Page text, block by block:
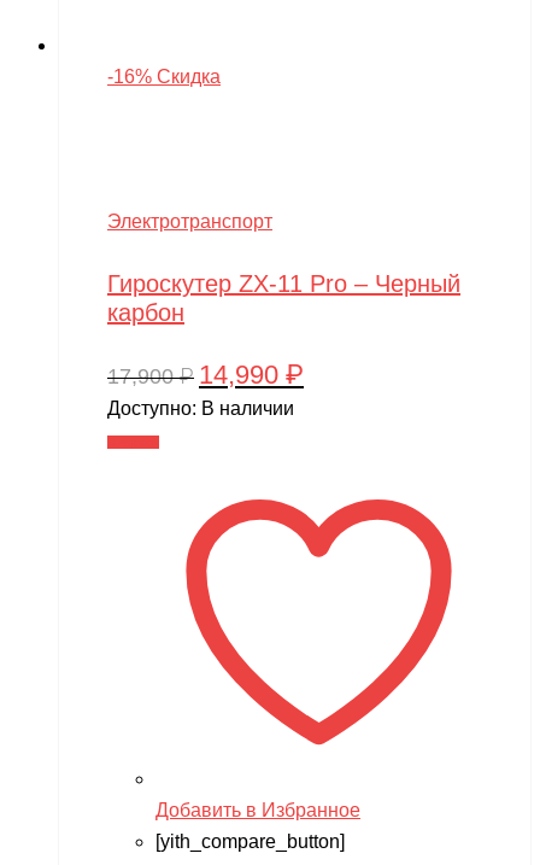
-16% Скидка
Электротранспорт
Гироскутер ZX-11 Pro – Черный
карбон
17,900₽ Первоначальная
цена
14,990 ₽
Доступно: В наличии
Добавить в Избранное
[yith_compare_button]